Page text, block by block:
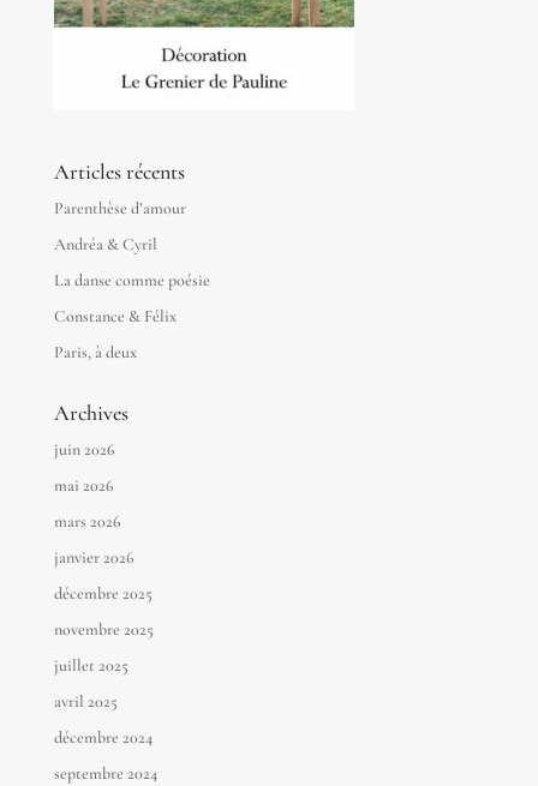
Articles récents
Parenthèse d’amour
Andréa & Cyril
La danse comme poésie
Constance & Félix
Paris, à deux
Archives
juin 2026
mai 2026
mars 2026
janvier 2026
décembre 2025
novembre 2025
juillet 2025
avril 2025
décembre 2024
septembre 2024